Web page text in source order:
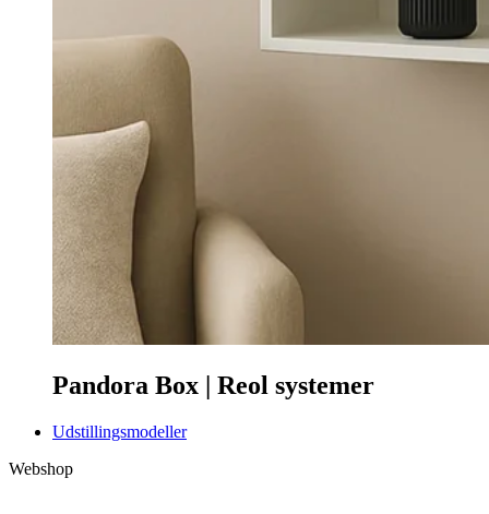
Pandora Box | Reol systemer
Udstillingsmodeller
Webshop